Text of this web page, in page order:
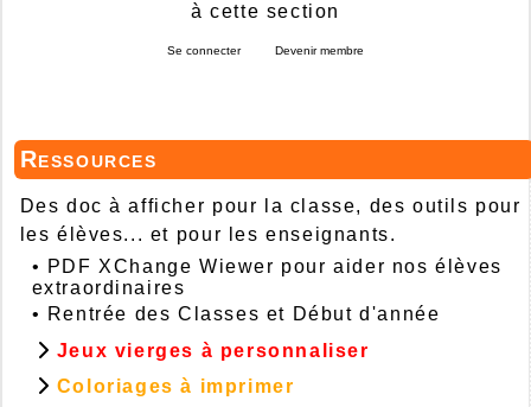
à cette section
Se connecter Devenir membre
Ressources
Des doc à afficher pour la classe, des outils pour
les élèves... et pour les enseignants.
• PDF XChange Wiewer pour aider nos élèves
extraordinaires
• Rentrée des Classes et Début d'année
Jeux vierges à personnaliser
Coloriages à imprimer